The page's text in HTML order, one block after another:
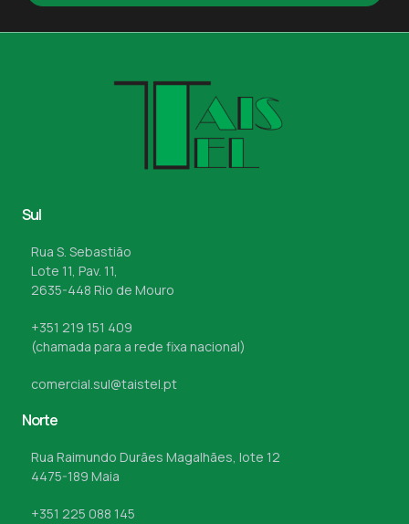
Sul
Rua S. Sebastião
Lote 11, Pav. 11,
2635-448 Rio de Mouro
+351 219 151 409
(chamada para a rede fixa nacional)
comercial.sul@taistel.pt
Norte
Rua Raimundo Durães Magalhães, lote 12
4475-189 Maia
+351 225 088 145